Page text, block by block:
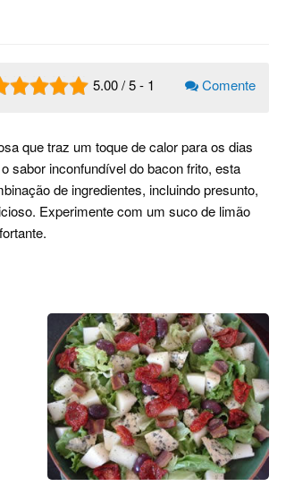
5.00/5- 1 Comente
que traz um toque de calor para os dias
sabor inconfundível do bacon frito, esta
de ingredientes, incluindo presunto,
Experimente com um suco de limão